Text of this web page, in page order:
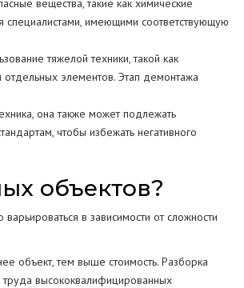
вещества, такие как химические
имеющими соответствующую
тяжелой техники, такой как
элементов. Этап демонтажа
она также может подлежать
чтобы избежать негативного
объектов?
в зависимости от сложности
объект, тем выше стоимость. Разборка
высококвалифицированных